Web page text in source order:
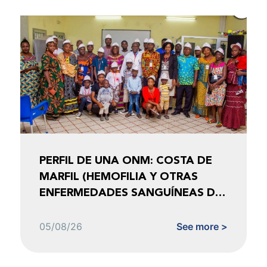
PERFIL DE UNA ONM: COSTA DE
MARFIL (HEMOFILIA Y OTRAS
ENFERMEDADES SANGUÍNEAS DE
05/08/26 See more >